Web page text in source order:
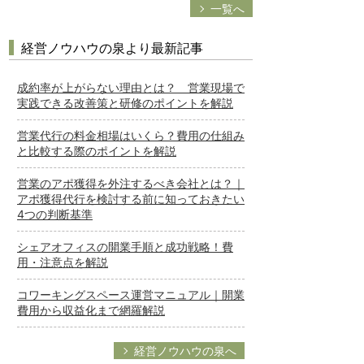
一覧へ
経営ノウハウの泉より最新記事
成約率が上がらない理由とは？ 営業現場で
実践できる改善策と研修のポイントを解説
営業代行の料金相場はいくら？費用の仕組み
と比較する際のポイントを解説
営業のアポ獲得を外注するべき会社とは？｜
アポ獲得代行を検討する前に知っておきたい
4つの判断基準
シェアオフィスの開業手順と成功戦略！費
用・注意点を解説
コワーキングスペース運営マニュアル｜開業
費用から収益化まで網羅解説
経営ノウハウの泉へ